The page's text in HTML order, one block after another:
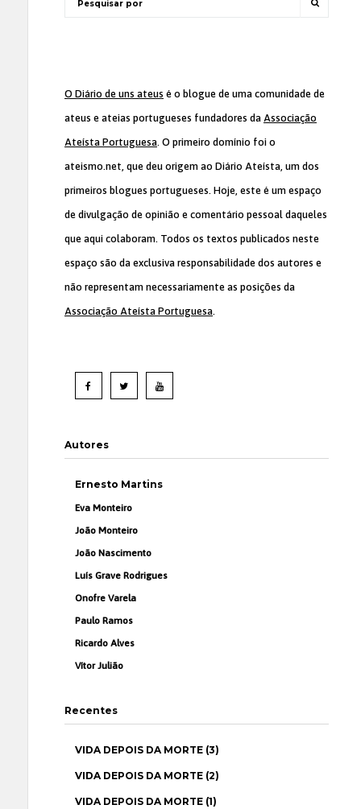
O Diário de uns ateus é o blogue de uma comunidade de
ateus e ateias portugueses fundadores da Associação
Ateísta Portuguesa. O primeiro domínio foi o
ateismo.net, que deu origem ao Diário Ateísta, um dos
primeiros blogues portugueses. Hoje, este é um espaço
de divulgação de opinião e comentário pessoal daqueles
que aqui colaboram. Todos os textos publicados neste
espaço são da exclusiva responsabilidade dos autores e
não representam necessariamente as posições da
Associação Ateísta Portuguesa.
Autores
Ernesto Martins
Eva Monteiro
João Monteiro
João Nascimento
Luís Grave Rodrigues
Onofre Varela
Paulo Ramos
Ricardo Alves
Vítor Julião
Recentes
VIDA DEPOIS DA MORTE (3)
VIDA DEPOIS DA MORTE (2)
VIDA DEPOIS DA MORTE (1)